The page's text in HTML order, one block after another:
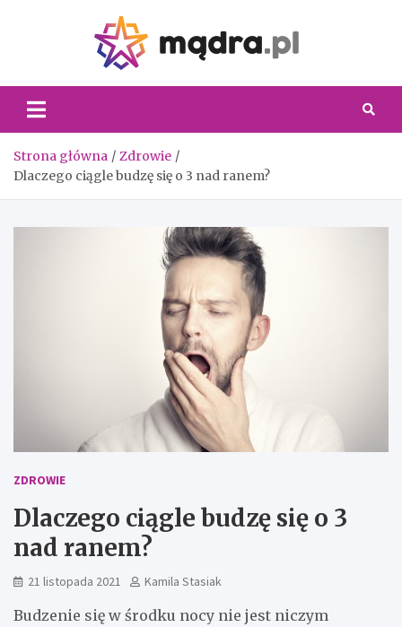
Strona główna
Zdrowie
Dlaczego ciągle budzę się o 3 nad ranem?
ZDROWIE
Dlaczego ciągle budzę się o 3
nad ranem?
21 listopada 2021 Kamila Stasiak
Budzenie się w środku nocy nie jest niczym